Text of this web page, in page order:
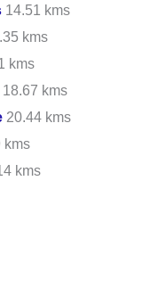
14.51 kms
kms
kms
18.67 kms
20.44 kms
kms
kms